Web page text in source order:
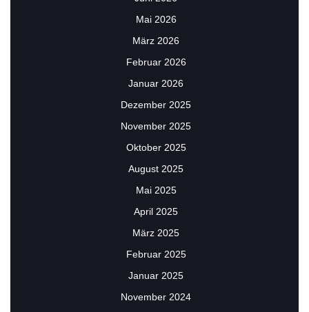
Mai 2026
März 2026
Februar 2026
Januar 2026
Dezember 2025
November 2025
Oktober 2025
August 2025
Mai 2025
April 2025
März 2025
Februar 2025
Januar 2025
November 2024